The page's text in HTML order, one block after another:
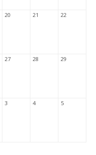
20 21 22
27 28 29
3 4 5